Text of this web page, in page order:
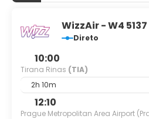
WizzAir - W4 5137
Direto
10:00
Tirana Rinas (TIA)
2h 10m
12:10
Prague Metropolitan Area Airport